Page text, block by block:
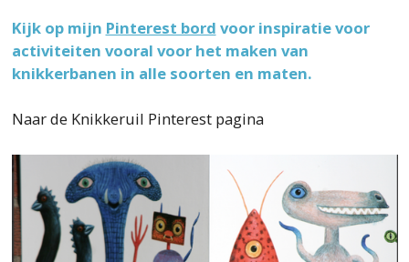
Kijk op mijn Pinterest bord voor inspiratie voor
activiteiten vooral voor het maken van
knikkerbanen in alle soorten en maten.
Naar de Knikkeruil Pinterest pagina